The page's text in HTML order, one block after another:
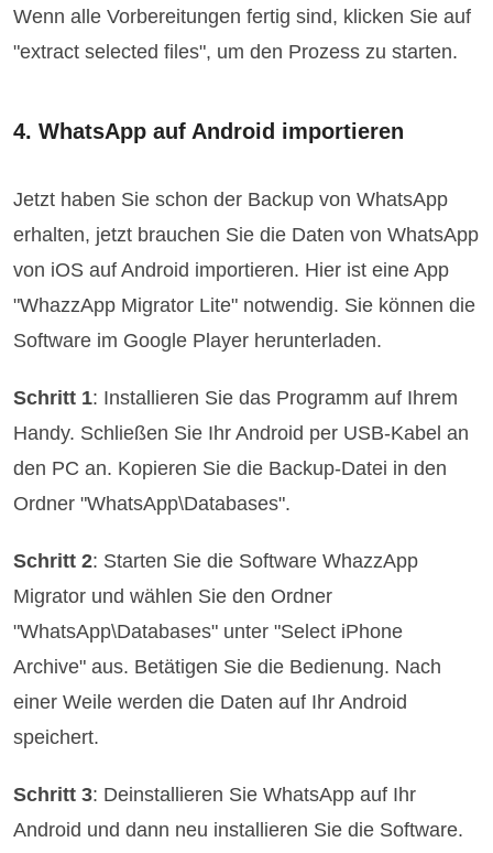
Wenn alle Vorbereitungen fertig sind, klicken Sie auf
"extract selected files", um den Prozess zu starten.
4. WhatsApp auf Android importieren
Jetzt haben Sie schon der Backup von WhatsApp
erhalten, jetzt brauchen Sie die Daten von WhatsApp
von iOS auf Android importieren. Hier ist eine App
"WhazzApp Migrator Lite" notwendig. Sie können die
Software im Google Player herunterladen.
Schritt 1: Installieren Sie das Programm auf Ihrem
Handy. Schließen Sie Ihr Android per USB-Kabel an
den PC an. Kopieren Sie die Backup-Datei in den
Ordner "WhatsApp\Databases".
Schritt 2: Starten Sie die Software WhazzApp
Migrator und wählen Sie den Ordner
"WhatsApp\Databases" unter "Select iPhone
Archive" aus. Betätigen Sie die Bedienung. Nach
einer Weile werden die Daten auf Ihr Android
speichert.
Schritt 3: Deinstallieren Sie WhatsApp auf Ihr
Android und dann neu installieren Sie die Software.